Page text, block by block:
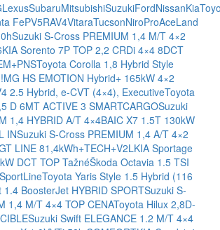
LexusSubaruMitsubishiSuzukiFordNissanKia
FePV5RAV4VitaraTucsonNiroProAceLand
Suzuki S-Cross PREMIUM 1,4 M/T 4×2
KIA Sorento 7P TOP 2,2 CRDi 4×4 8DCT
Toyota Corolla 1,8 Hybrid Style
MG HS EMOTION Hybrid+ 165kW 4×2
2.5 Hybrid, e-CVT (4×4), ExecutiveToyota
D 6MT ACTIVE 3 SMARTCARGOSuzuki
1,4 HYBRID A/T 4×4BAIC X7 1.5T 130kW
INSuzuki S-Cross PREMIUM 1,4 A/T 4×2
LINE 81,4kWh+TECH+V2LKIA Sportage
DCT TOP TažnéŠkoda Octavia 1.5 TSI
Toyota Yaris Style 1.5 Hybrid (116
1.4 BoosterJet HYBRID SPORTSuzuki S-
1,4 M/T 4×4 TOP CENAToyota Hilux 2,8D-
Suzuki Swift ELEGANCE 1.2 M/T 4×4